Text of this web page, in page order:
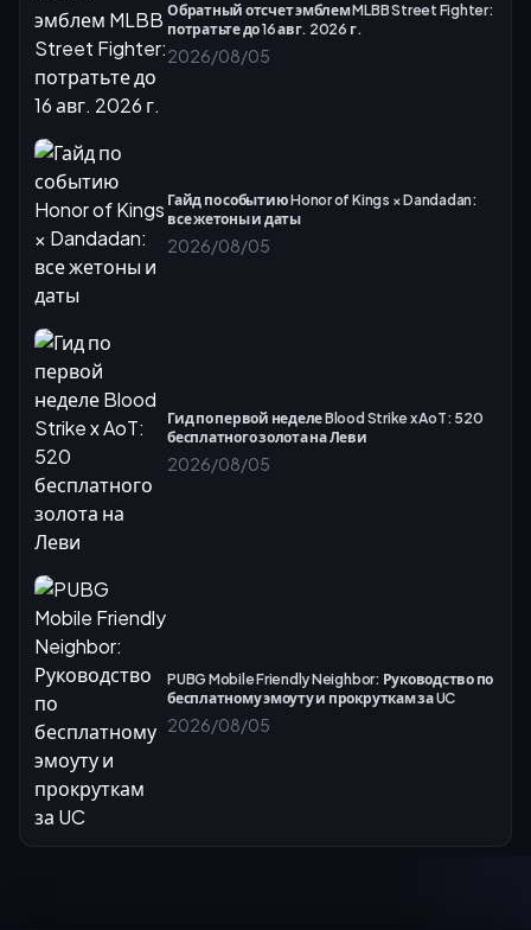
Обратный отсчет эмблем MLBB Street Fighter:
потратьте до 16 авг. 2026 г.
2026/08/05
Гайд по событию Honor of Kings × Dandadan:
все жетоны и даты
2026/08/05
Гид по первой неделе Blood Strike x AoT: 520
бесплатного золота на Леви
2026/08/05
PUBG Mobile Friendly Neighbor: Руководство по
бесплатному эмоуту и прокруткам за UC
2026/08/05